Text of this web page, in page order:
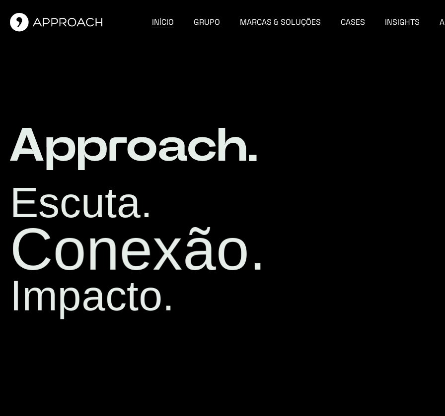
INÍCIO GRUPO MARCAS & SOLUÇÕES CASES INSIGHTS
Escuta.
Conexão.
Impacto.